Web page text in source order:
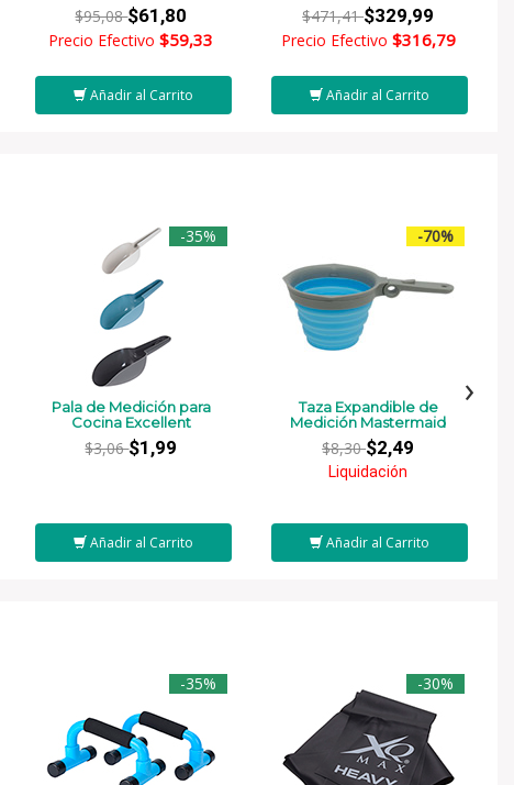
$95,08$61,80
Precio Efectivo$59,33
Añadir al Carrito
$471,41$329,99
Precio Efectivo $316,79
Añadir al Carrito
-35%
Pala de Medición para
Cocina Excellent
$3,06$1,99
Añadir al Carrito
-70%
Taza Expandible de
Medición Mastermaid
$8,30$2,49
Liquidación
Añadir al Carrito
›
-35% -30%